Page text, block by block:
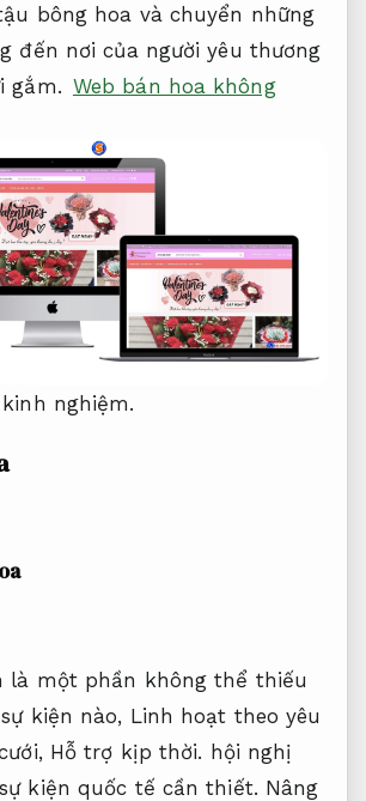
bông hoa và chuyển những
đến nơi của người yêu thương
gắm. Web bán hoa không
nghiệm.
là một phần không thể thiếu
kiện nào, Linh hoạt theo yêu
Hỗ trợ kịp thời. hội nghị
kiện quốc tế cần thiết. Nâng